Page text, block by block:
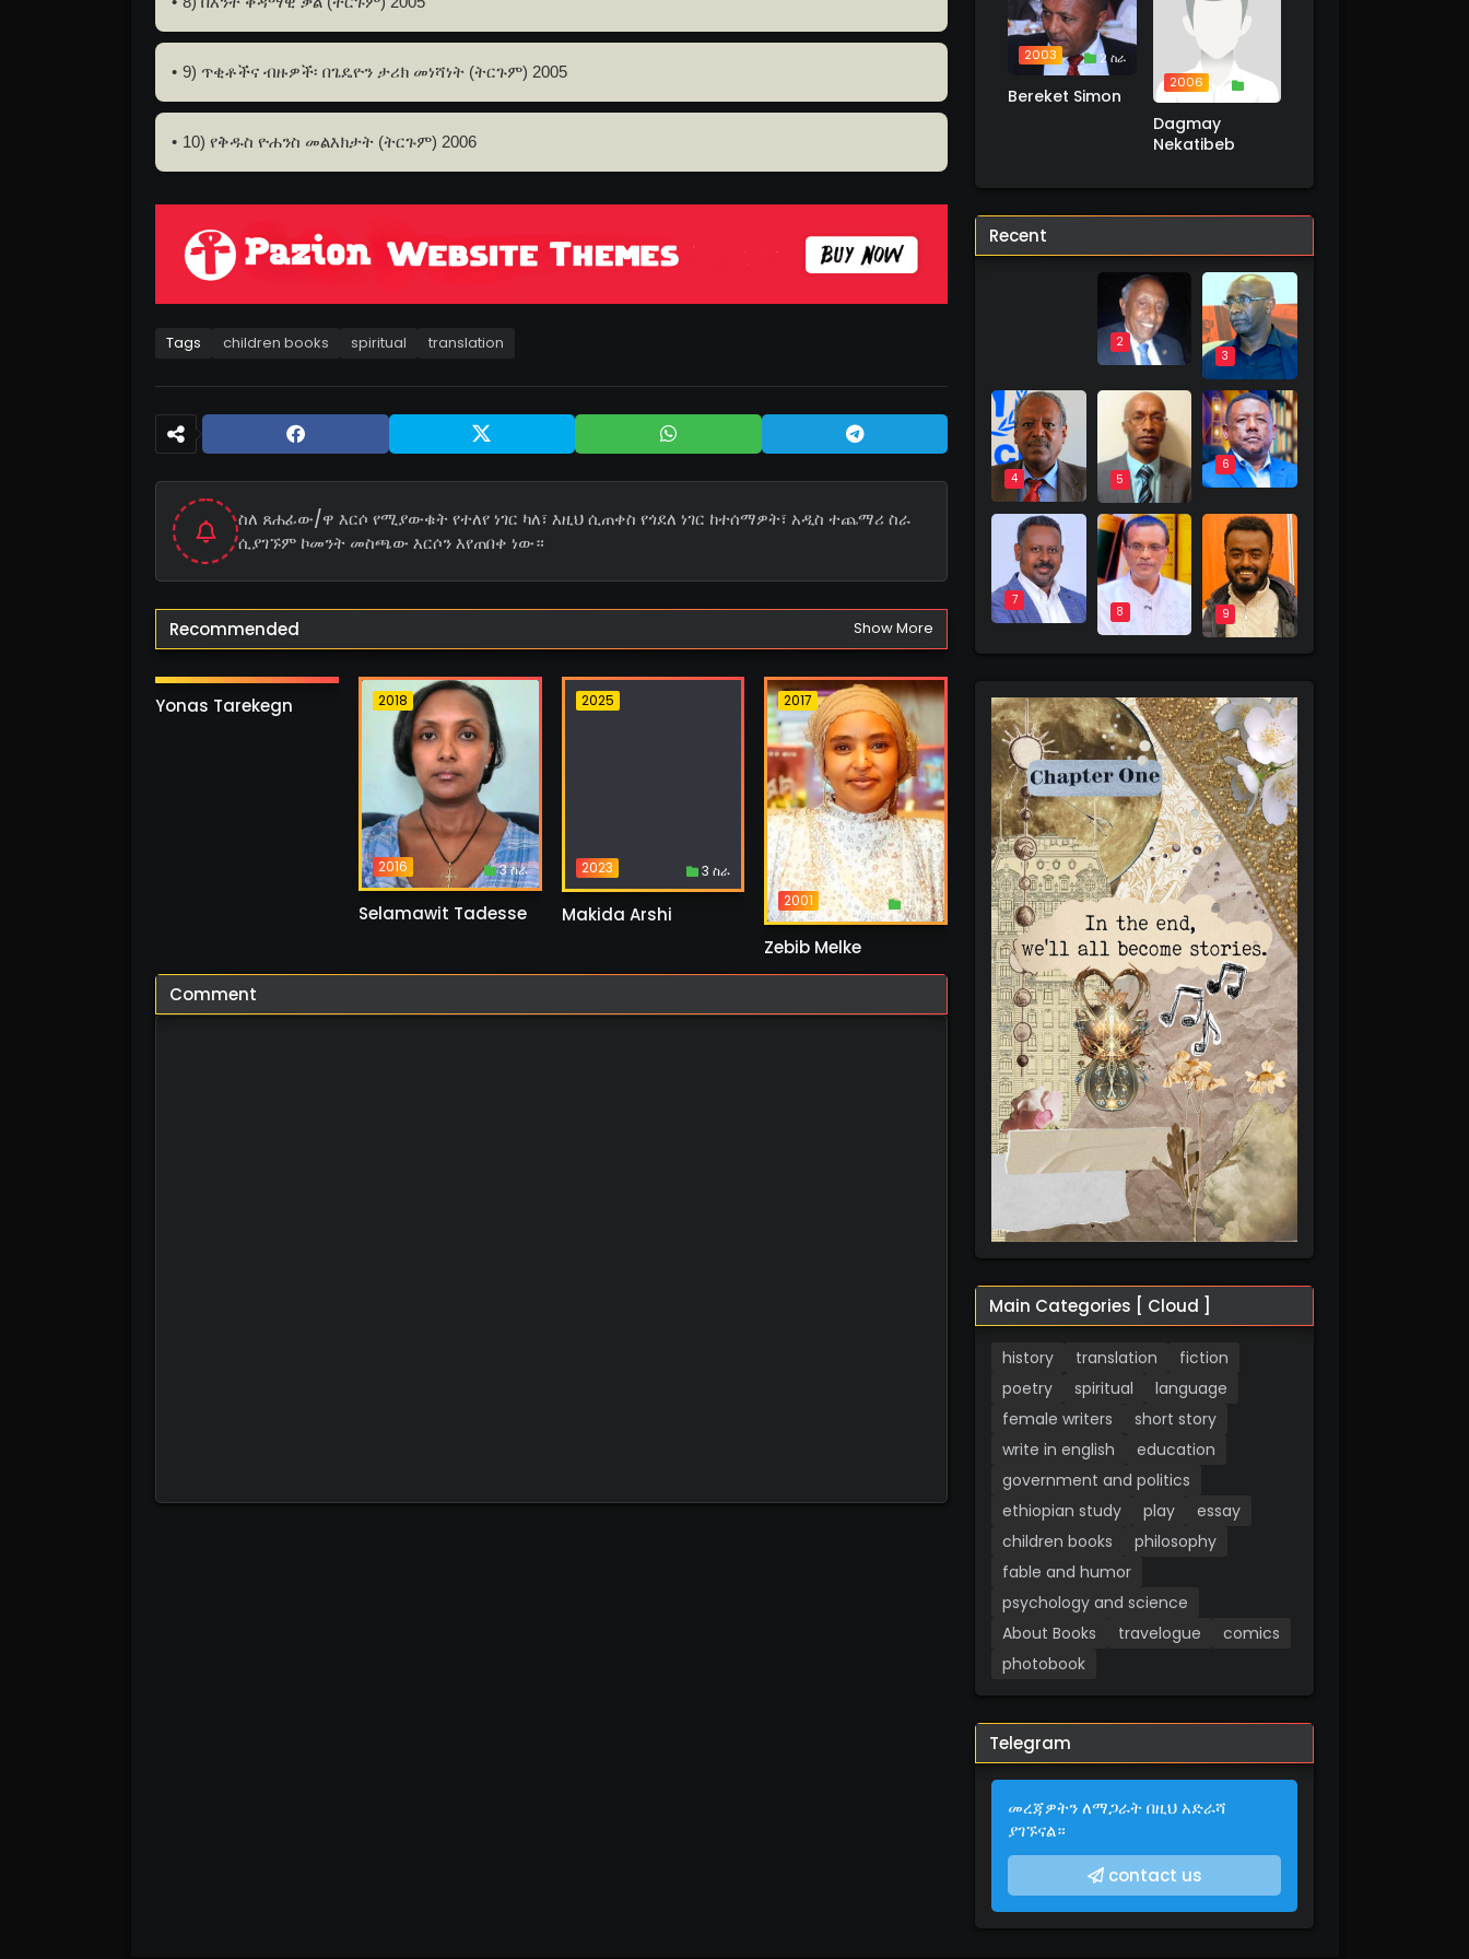
9) ጥቂቶችና ብዙዎች፡ በጌዴዮን ታሪክ መነሻነት (ትርጉም) 2005
10) የቅዱስ ዮሐንስ መልእክታት (ትርጉም) 2006
Tags children books spiritual translation
ስለ ጸሐፊው/ዋ እርሶ የሚያውቁት የተለየ ነገር ካለ፣ እዚህ ሲጠቀስ የጎደለ ነገር ከተሰማዎት፣ አዲስ ተጨማሪ ስራ
ሲያገኙም ኮመንት መስጫው እርሶን እየጠበቀ ነው።
Recommended Show More
2018 ከ5 ስራ በላይ
Yonas Tarekegn 2018
2016 3 ስራ
Selamawit Tadesse
2025
2023 3 ስራ
Makida Arshi
2017
2001 4 ስራ
Zebib Melke
Comment
2003 2 ስራ
Bereket Simon
2006 1 ስራ
Dagmay
Nekatibeb
Recent
2
3
4 5
6
7
8 9
Main Categories [ Cloud ]
history translation
fiction
poetry
spiritual
language
female writers
short story
write in english
education
government and politics
ethiopian study
play
essay
children books
philosophy
fable and humor
psychology and science
About Books
travelogue
comics
photobook
Telegram
መረጃዎትን ለማጋራት በዚህ አድራሻ
ያገኙናል።
contact us